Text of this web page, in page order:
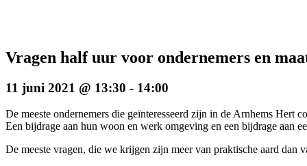
Vragen half uur voor ondernemers en
11 juni 2021 @ 13:30 - 14:00
De meeste ondernemers die geïnteresseerd zijn in de Arnhems Hert
Een bijdrage aan hun woon en werk omgeving en een bijdrage aan
De meeste vragen, die we krijgen zijn meer van praktische aard